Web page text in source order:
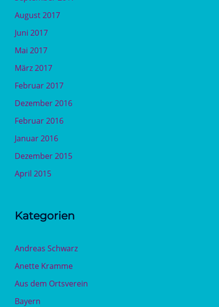
August 2017
Juni 2017
Mai 2017
März 2017
Februar 2017
Dezember 2016
Februar 2016
Januar 2016
Dezember 2015
April 2015
Kategorien
Andreas Schwarz
Anette Kramme
Aus dem Ortsverein
Bayern